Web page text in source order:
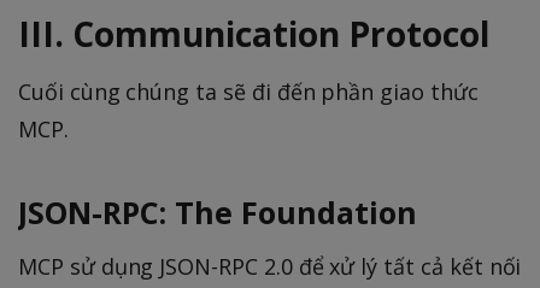
III. Communication Protocol
Cuối cùng chúng ta sẽ đi đến phần giao thức
MCP.
JSON-RPC: The Foundation
MCP sử dụng JSON-RPC 2.0 để xử lý tất cả kết nối